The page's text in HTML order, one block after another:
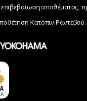
επιβεβαίωση αποθέματος,
Κατόπιν Ραντεβού.